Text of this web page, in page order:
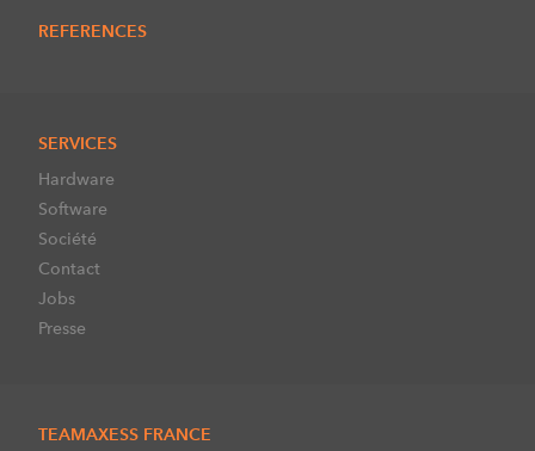
REFERENCES
SERVICES
Hardware
Software
Société
Contact
Jobs
Presse
TEAMAXESS FRANCE